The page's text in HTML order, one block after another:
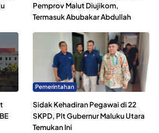
Pemprov Malut Diujikom,
Termasuk Abubakar Abdullah
Pemerintahan
Sidak Kehadiran Pegawai di 22
SKPD, Plt Gubernur Maluku Utara
Temukan Ini